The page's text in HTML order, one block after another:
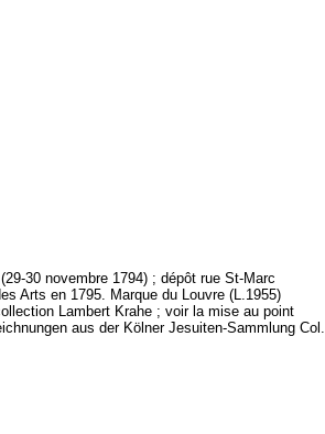
30 novembre 1794) ; dépôt rue St-Marc
Arts en 1795. Marque du Louvre (L.1955)
Lambert Krahe ; voir la mise au point
aus der Kölner Jesuiten-Sammlung Col.